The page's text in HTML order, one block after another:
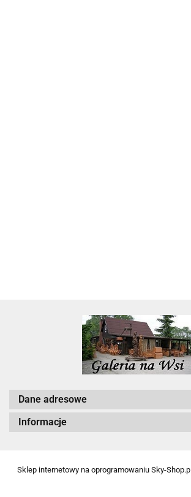
Dane adresowe
Informacje
Sklep internetowy na oprogramowaniu Sky-Shop.pl